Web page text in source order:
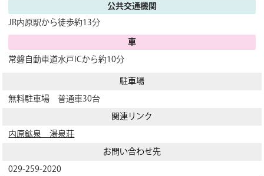
公共交通機関
JR内原駅から徒歩約13分
車
常磐自動車道水戸ICから約10分
駐車場
無料駐車場 普通車30台
関連リンク
内原鉱泉 湯泉荘
お問い合わせ先
029-259-2020